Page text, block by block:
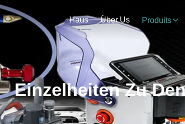
Haus Über Us Produits
Einzelheiten Zu